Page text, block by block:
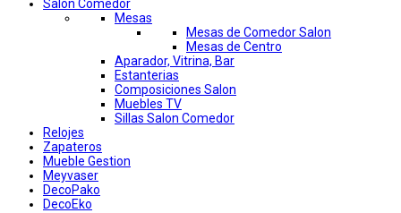
Salon Comedor
Mesas
Mesas de Comedor Salon
Mesas de Centro
Aparador, Vitrina, Bar
Estanterias
Composiciones Salon
Muebles TV
Sillas Salon Comedor
Relojes
Zapateros
Mueble Gestion
Meyvaser
DecoPako
DecoEko